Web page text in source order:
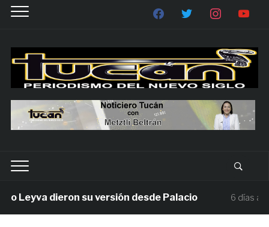
dieron su versión desde Palacio 6 días ago